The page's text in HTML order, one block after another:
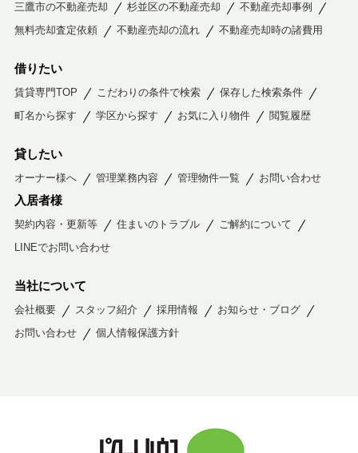
三鷹市の不動産売却
杉並区の不動産売却
不動産売却事例
無料売却査定依頼
不動産売却の流れ 不動産売却時の諸費用
借りたい
賃貸専門TOP こだわりの条件で検索
保存した検索条件
町名から探す
学区から探す お気に入り物件 閲覧履歴
貸したい
オーナー様へ 管理業務内容 管理物件一覧 お問い合わせ
入居者様
契約内容・更新等 住まいのトラブル
ご解約について
LINEでお問い合わせ
当社について
会社概要 スタッフ紹介 採用情報
お知らせ・ブログ
お問い合わせ
個人情報保護方針